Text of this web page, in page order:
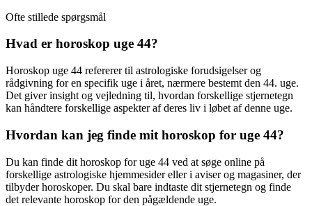
Ofte stillede spørgsmål
Hvad er horoskop uge 44?
Horoskop uge 44 refererer til astrologiske forudsigelser og
rådgivning for en specifik uge i året, nærmere bestemt den 44. uge.
Det giver insight og vejledning til, hvordan forskellige stjernetegn
kan håndtere forskellige aspekter af deres liv i løbet af denne uge.
Hvordan kan jeg finde mit horoskop for uge 44?
Du kan finde dit horoskop for uge 44 ved at søge online på
forskellige astrologiske hjemmesider eller i aviser og magasiner, der
tilbyder horoskoper. Du skal bare indtaste dit stjernetegn og finde
det relevante horoskop for den pågældende uge.